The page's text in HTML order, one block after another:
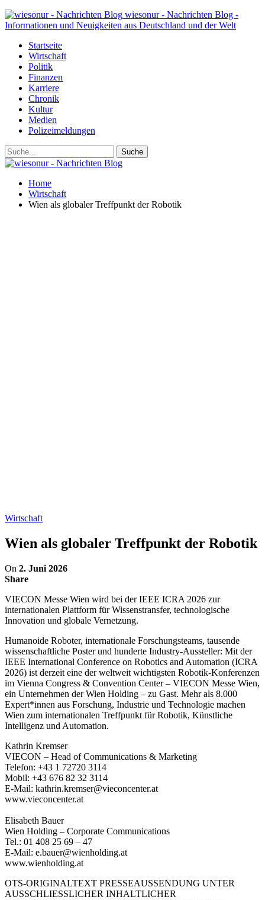
wiesonur - Nachrichten Blog -
Informationen und Neuigkeiten aus Deutschland und der Welt
Startseite
Wirtschaft
Politik
Finanzen
Karriere
Chronik
Kultur
Medien
Polizeimeldungen
Home
Wirtschaft
Wien als globaler Treffpunkt der Robotik
Wirtschaft
Wien als globaler Treffpunkt der Robotik
On 2. Juni 2026
Share
VIECON Messe Wien wird bei der IEEE ICRA 2026 zur
internationalen Plattform für Wissenstransfer, technologische
Innovation und globale Vernetzung.
Humanoide Roboter, internationale Forschungsteams, tausende
wissenschaftliche Poster und hunderte Industry-Aussteller: Mit der
IEEE International Conference on Robotics and Automation (ICRA
2026) ist derzeit eine der weltweit wichtigsten Robotik-Konferenzen
im Vienna Congress & Convention Center – VIECON Messe Wien,
ein Unternehmen der Wien Holding – zu Gast. Mehr als 8.000
Expert*innen aus Forschung, Industrie und Technologie machen
Wien zum internationalen Treffpunkt für Robotik, Künstliche
Intelligenz und Automation.
Kathrin Kremser
VIECON – Head of Communications & Marketing
Telefon: +43 1 72720 3114
Mobil: +43 676 82 32 3114
E-Mail: kathrin.kremser@vieconcenter.at
www.vieconcenter.at
Elisabeth Bauer
Wien Holding – Corporate Communications
Tel.: 01 408 25 69 – 47
E-Mail: e.bauer@wienholding.at
www.wienholding.at
OTS-ORIGINALTEXT PRESSEAUSSENDUNG UNTER
AUSSCHLIESSLICHER INHALTLICHER